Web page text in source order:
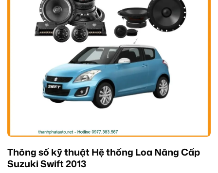
Thông số kỹ thuật Hệ thống Loa Nâng Cấp
Suzuki Swift 2013